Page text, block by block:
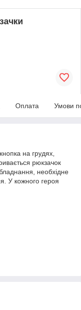
Оплата Умови
на грудях,
рюкзачок
необхідне
У кожного героя